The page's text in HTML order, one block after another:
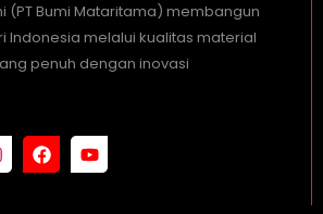
(PT Bumi Mataritama) membangun
Indonesia melalui kualitas material
penuh dengan inovasi